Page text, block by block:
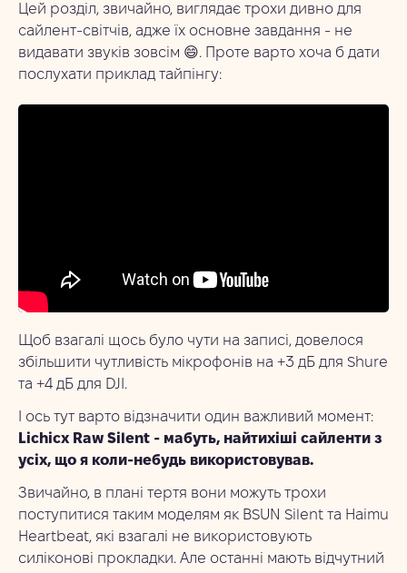
Цей розділ, звичайно, виглядає трохи дивно для
сайлент-світчів, адже їх основне завдання - не
видавати звуків зовсім 😄. Проте варто хоча б дати
послухати приклад тайпінгу:
Щоб взагалі щось було чути на записі, довелося
збільшити чутливість мікрофонів на +3 дБ для Shure
та +4 дБ для DJI.
І ось тут варто відзначити один важливий момент:
Lichicx Raw Silent - мабуть, найтихіші сайленти з
усіх, що я коли-небудь використовував.
Звичайно, в плані тертя вони можуть трохи
поступитися таким моделям як BSUN Silent та Haimu
Heartbeat, які взагалі не використовують
силіконові прокладки. Але останні мають відчутний